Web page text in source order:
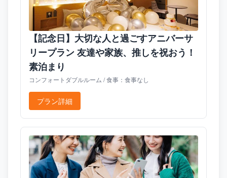
【記念日】大切な人と過ごすアニバーサ
リープラン 友達や家族、推しを祝おう！
素泊まり
コンフォートダブルルーム / 食事：食事なし
プラン詳細